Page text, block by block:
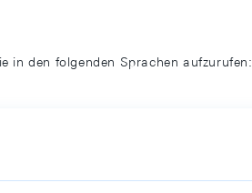
in den folgenden Sprachen aufzurufen: